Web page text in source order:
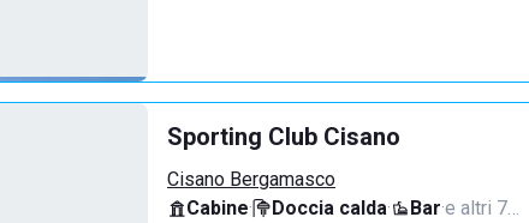
Sporting Club Cisano
Cisano Bergamasco
Cabine· Doccia calda· Bar·e altri 7…